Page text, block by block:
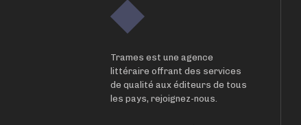
Trames est une agence
littéraire offrant des services
de qualité aux éditeurs de tous
les pays, rejoignez-nous.